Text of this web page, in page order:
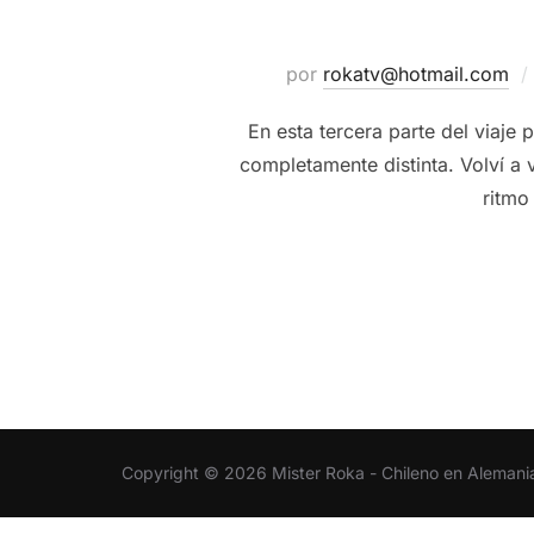
por rokatv@hotmail.com
En esta tercera parte del viaje
completamente distinta. Volví a
Copyright © 2026 Mister Roka - Chileno en